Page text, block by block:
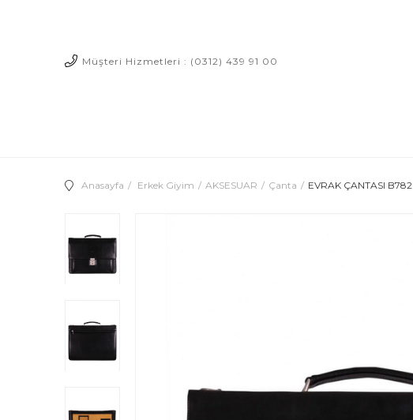
Müşteri Hizmetleri : (0312) 439 91 00
Anasayfa Erkek Giyim AKSESUAR Çanta EVRAK ÇANTASI B782